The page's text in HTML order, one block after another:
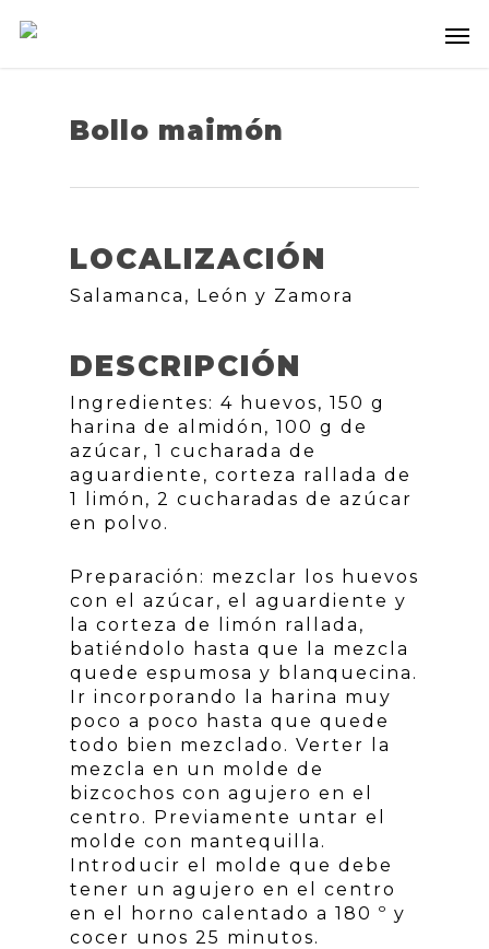
Bollo maimón
LOCALIZACIÓN
Salamanca, León y Zamora
DESCRIPCIÓN
Ingredientes: 4 huevos, 150 g
harina de almidón, 100 g de
azúcar, 1 cucharada de
aguardiente, corteza rallada de
1 limón, 2 cucharadas de azúcar
en polvo.
Preparación: mezclar los huevos
con el azúcar, el aguardiente y
la corteza de limón rallada,
batiéndolo hasta que la mezcla
quede espumosa y blanquecina.
Ir incorporando la harina muy
poco a poco hasta que quede
todo bien mezclado. Verter la
mezcla en un molde de
bizcochos con agujero en el
centro. Previamente untar el
molde con mantequilla.
Introducir el molde que debe
tener un agujero en el centro
en el horno calentado a 180 º y
cocer unos 25 minutos.